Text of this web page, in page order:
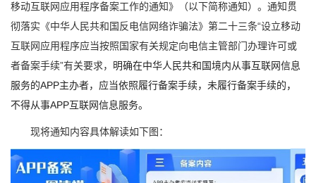
移动互联网应用程序备案工作的通知》（以下简称通知）。通知贯
彻落实《中华人民共和国反电信网络诈骗法》第二十三条“设立移动
互联网应用程序应当按照国家有关规定向电信主管部门办理许可或
者备案手续”有关要求，
明确在中华人民共和国境内从事互联网信息
服务的APP主办者，应当依照履行备案手续，未履行备案手续的，
不得从事APP互联网信息服务。
现将通知内容具体解读如下图：